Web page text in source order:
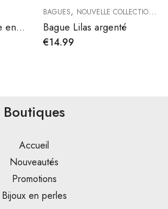
Collier Éclats de lune en acier inoxydable
BAGUES, NOUVELLE COLLECTION ,
Bague Lilas argenté
€14.99
Boutiques
Accueil
Nouveautés
Promotions
Bijoux en perles